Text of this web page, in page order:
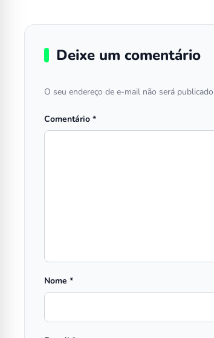
Deixe um comentário
O seu endereço de e-mail não será
Comentário *
Nome *